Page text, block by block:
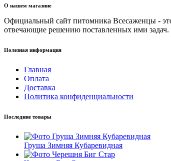
О нашем магазине
Официальный сайт питомника Всесаженцы -
отвечающие решению поставленных ими задач.
Полезная информация
Главная
Оплата
Доставка
Политика конфиденциальности
Последние товары
Груша Зимняя Кубаревидная